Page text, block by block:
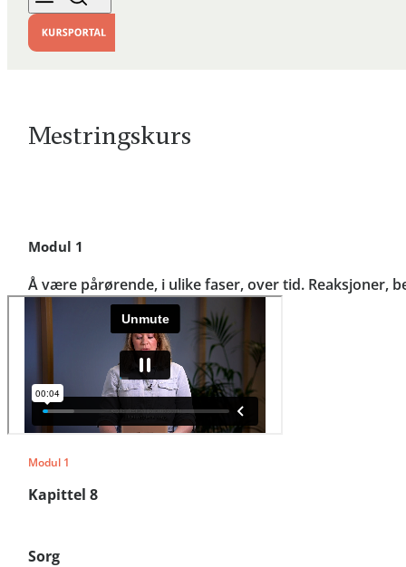
Mestringskurs
Modul 1
Å være pårørende, i ulike faser, over tid. Reaksjoner,
Modul 1
Kapittel 8
Sorg